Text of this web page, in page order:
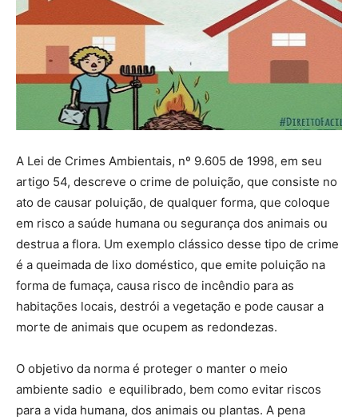
A Lei de Crimes Ambientais, nº 9.605 de 1998, em seu
artigo 54, descreve o crime de poluição, que consiste no
ato de causar poluição, de qualquer forma, que coloque
em risco a saúde humana ou segurança dos animais ou
destrua a flora. Um exemplo clássico desse tipo de crime
é a queimada de lixo doméstico, que emite poluição na
forma de fumaça, causa risco de incêndio para as
habitações locais, destrói a vegetação e pode causar a
morte de animais que ocupem as redondezas.
O objetivo da norma é proteger o manter o meio
ambiente sadio e equilibrado, bem como evitar riscos
para a vida humana, dos animais ou plantas. A pena